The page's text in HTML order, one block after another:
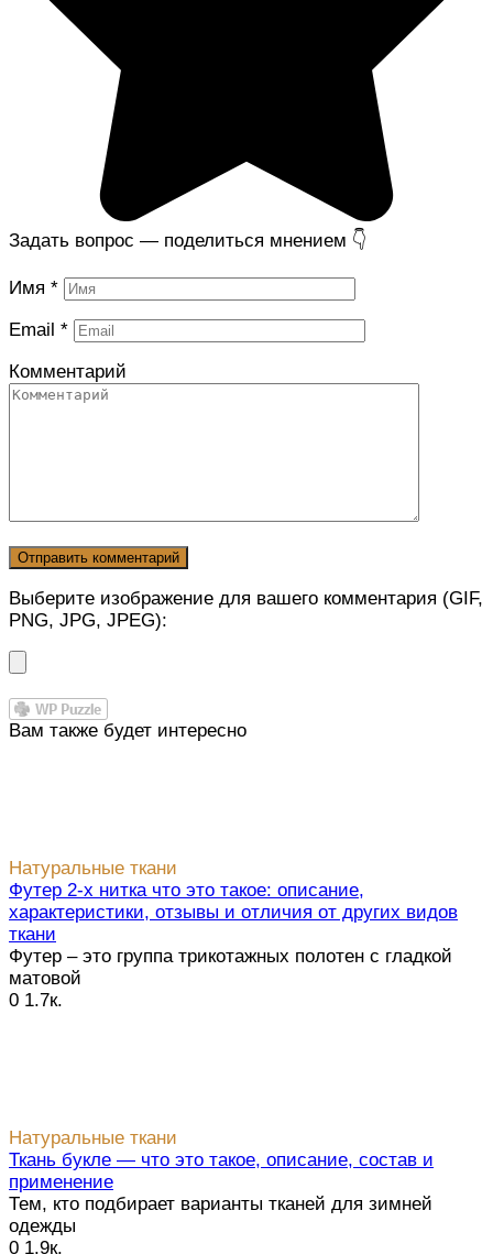
Задать вопрос — поделиться мнением 👇
Имя *
Email *
Комментарий
Выберите изображение для вашего комментария (GIF,
PNG, JPG, JPEG):
Вам также будет интересно
Натуральные ткани
Футер 2-х нитка что это такое: описание,
характеристики, отзывы и отличия от других видов
ткани
Футер – это группа трикотажных полотен с гладкой
матовой
0 1.7к.
Натуральные ткани
Ткань букле — что это такое, описание, состав и
применение
Тем, кто подбирает варианты тканей для зимней
одежды
0 1.9к.